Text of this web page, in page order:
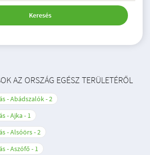
Keresés
AZ ORSZÁG EGÉSZ TERÜLETÉRŐL
- Abádszalók 2
- Ajka
1
- Alsóörs 2
- Aszófő
1